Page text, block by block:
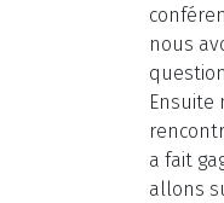
nous
Ensuite
a fait
allons